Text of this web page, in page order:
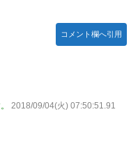
、ペタンコのボストンバッ
！Gメンに確保され「なん
フィギュア、ガチで作り
コメント欄へ引用
2018/09/04(火) 07:50:51.91